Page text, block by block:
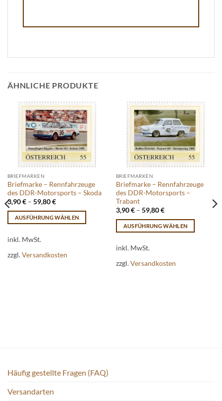
ÄHNLICHE PRODUKTE
BRIEFMARKEN
Briefmarke – Rennfahrzeuge
des DDR-Motorsports – Skoda
3,90€– 59,80€
AUSFÜHRUNG WÄHLEN
Produkt
mehrere
inkl. MwSt.
zzgl.Versandkosten
BRIEFMARKEN
Briefmarke – Rennfahrzeuge
des DDR-Motorsports –
Trabant
3,90€– 59,80€
AUSFÜHRUNG WÄHLEN
Produkt
mehrere
inkl. MwSt.
zzgl.Versandkosten
Häufig gestellte Fragen (FAQ)
Versandarten